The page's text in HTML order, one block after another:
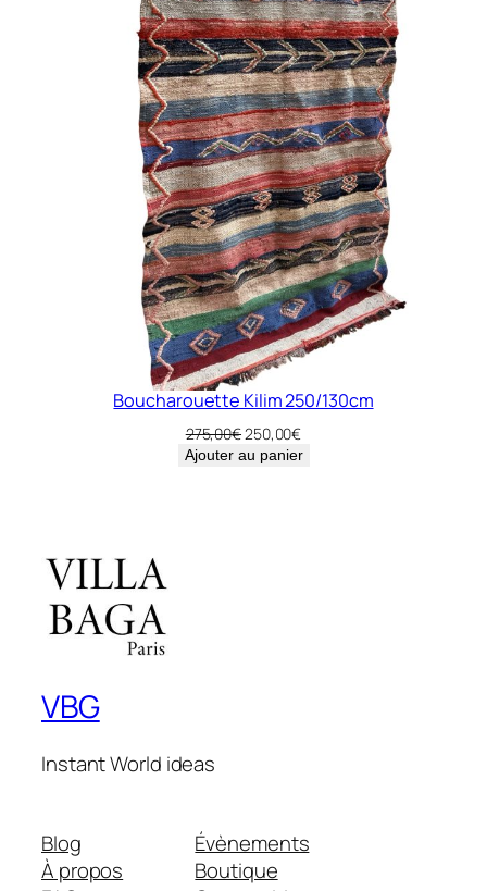
Boucharouette Kilim 250/130cm
275,00€Le
prix
250,00€Le
prix
Ajouter au panier
VBG
Instant World ideas
Blog
À propos
Évènements
Boutique